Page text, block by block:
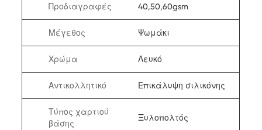
Προδιαγραφές 40,50,60gsm
Μέγεθος Ψωμάκι
Χρώμα Λευκό
Αντικολλητικό Επικάλυψη σιλικόνης
Τύπος χαρτιού
βάσης
Ξυλοπολτός